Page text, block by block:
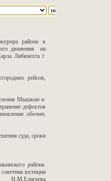
района к
движения на
Либкнехта г.
рейсов,
Мышкин и
дефектов
обочин,
суда, сроки
района
юстиции
Н.М.Елисеева